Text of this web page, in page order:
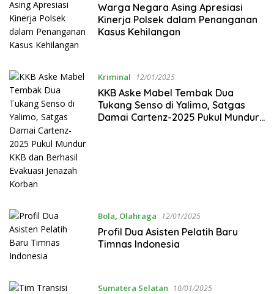
Warga Negara Asing Apresiasi
Kinerja Polsek dalam Penanganan
Kasus Kehilangan
Kriminal 12/01/2025
KKB Aske Mabel Tembak Dua
Tukang Senso di Yalimo, Satgas
Damai Cartenz-2025 Pukul Mundur
Bola, Olahraga 12/01/2025
Profil Dua Asisten Pelatih Baru
Timnas Indonesia
Sumatera Selatan 10/01/2025